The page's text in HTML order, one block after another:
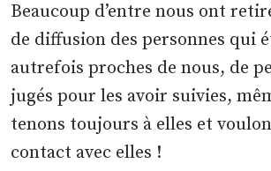
Beaucoup d’entre nous ont
de diffusion des personnes qui
autrefois proches de nous, de
jugés pour les avoir suivies,
tenons toujours à elles et
contact avec elles !